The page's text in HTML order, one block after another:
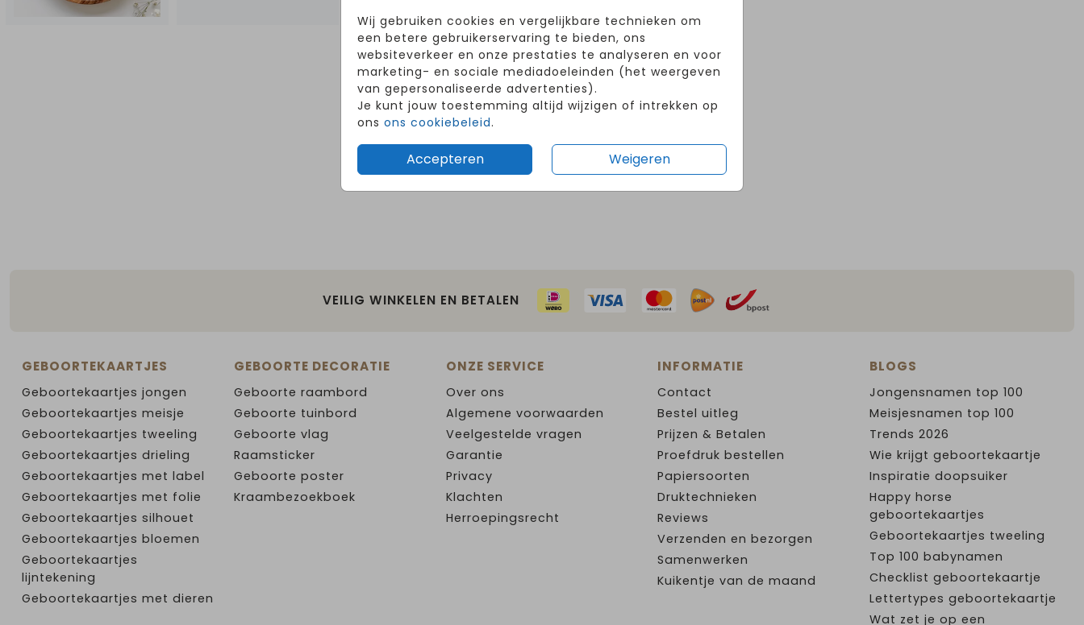
Wij gebruiken cookies en vergelijkbare technieken om
een betere gebruikerservaring te bieden, ons
websiteverkeer en onze prestaties te analyseren en voor
marketing- en sociale mediadoeleinden (het weergeven
van gepersonaliseerde advertenties).
Je kunt jouw toestemming altijd wijzigen of intrekken op
ons ons cookiebeleid.
Accepteren Weigeren
Volg ons op Instagram!
@hetuilennestjegeboortekaartjes
VEILIG WINKELEN EN BETALEN
GEBOORTEKAARTJES
Geboortekaartjes jongen
Geboortekaartjes meisje
Geboortekaartjes tweeling
Geboortekaartjes drieling
Geboortekaartjes met label
Geboortekaartjes met folie
Geboortekaartjes silhouet
Geboortekaartjes bloemen
Geboortekaartjes
lijntekening
Geboortekaartjes met dieren
GEBOORTE DECORATIE
Geboorte raambord
Geboorte tuinbord
Geboorte vlag
Raamsticker
Geboorte poster
Kraambezoekboek
ONZE SERVICE
Over ons
Algemene voorwaarden
Veelgestelde vragen
Garantie
Privacy
Klachten
Herroepingsrecht
INFORMATIE
Contact
Bestel uitleg
Prijzen & Betalen
Proefdruk bestellen
Papiersoorten
Druktechnieken
Reviews
Verzenden en bezorgen
Samenwerken
Kuikentje van de maand
BLOGS
Jongensnamen top 100
Meisjesnamen top 100
Trends 2026
Wie krijgt geboortekaartje
Inspiratie doopsuiker
Happy horse
geboortekaartjes
Geboortekaartjes tweeling
Top 100 babynamen
Checklist geboortekaartje
Lettertypes geboortekaartje
Wat zet je op een